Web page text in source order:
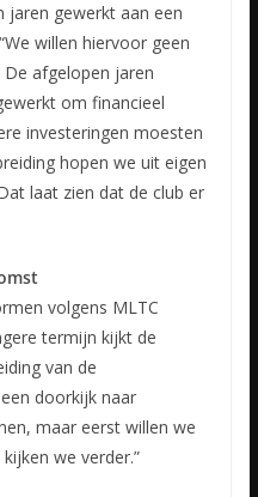
jaren gewerkt aan een
willen hiervoor geen
afgelopen jaren
om financieel
investeringen moesten
hopen we uit eigen
laat zien dat de club er
volgens MLTC
termijn kijkt de
van de
doorkijk naar
maar eerst willen we
we verder.”